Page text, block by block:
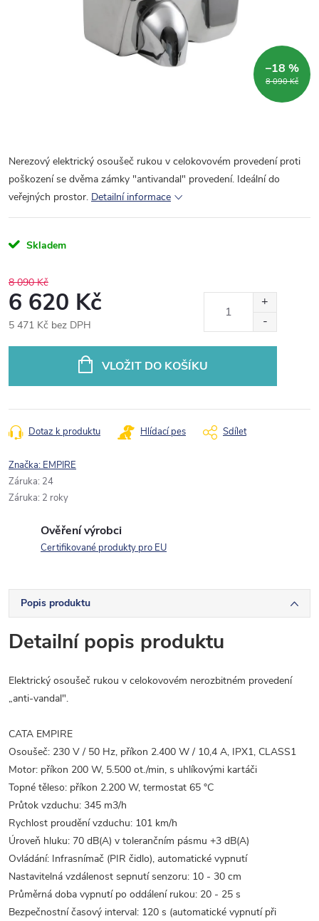
8 090 Kč
–18 %
Nerezový elektrický osoušeč rukou v celokovovém provedení proti
poškození se dvěma zámky "antivandal" provedení. Ideální do
veřejných prostor. Detailní informace
Skladem
8 090 Kč
6 620 Kč
5 471 Kč bez DPH
VLOŽIT DO KOŠÍKU
Dotaz k produktu Hlídací pes Sdílet
Značka: EMPIRE
Záruka: 24
Záruka: 2 roky
Ověření výrobci
Certifikované produkty pro EU
Popis produktu
Detailní popis produktu
Elektrický osoušeč rukou v celokovovém nerozbitném provedení
„anti-vandal".
CATA EMPIRE
Osoušeč: 230 V / 50 Hz, příkon 2.400 W / 10,4 A, IPX1, CLASS1
Motor: příkon 200 W, 5.500 ot./min, s uhlíkovými kartáči
Topné těleso: příkon 2.200 W, termostat 65 °C
Průtok vzduchu: 345 m3/h
Rychlost proudění vzduchu: 101 km/h
Úroveň hluku: 70 dB(A) v tolerančním pásmu +3 dB(A)
Ovládání: Infrasnímač (PIR čidlo), automatické vypnutí
Nastavitelná vzdálenost sepnutí senzoru: 10 - 30 cm
Průměrná doba vypnutí po oddálení rukou: 20 - 25 s
Bezpečnostní časový interval: 120 s (automatické vypnutí při